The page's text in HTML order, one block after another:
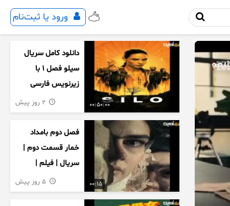
ورود یا ثبت‌نام
00:50:00
دانلود کامل سریال
سیلو فصل ۱ با
زیرنویس فارسی
00:15
فصل دوم بامداد
خمار قسمت دوم |
سریال | فیلم |
نمایش خانگی |
محبوبه | سینمایی